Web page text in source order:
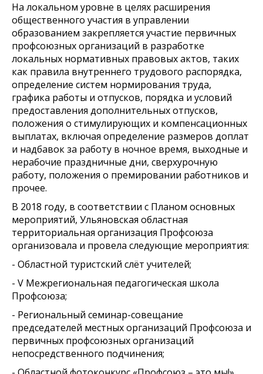
На локальном уровне в целях расширения
общественного участия в управлении
образованием закрепляется участие первичных
профсоюзных организаций в разработке
локальных нормативных правовых актов, таких
как правила внутреннего трудового распорядка,
определение систем нормирования труда,
графика работы и отпусков, порядка и условий
предоставления дополнительных отпусков,
положения о стимулирующих и компенсационных
выплатах, включая определение размеров доплат
и надбавок за работу в ночное время, выходные и
нерабочие праздничные дни, сверхурочную
работу, положения о премировании работников и
прочее.
В 2018 году, в соответствии с Планом основных
мероприятий, Ульяновская областная
территориальная организация Профсоюза
организовала и провела следующие мероприятия:
- Областной туристский слёт учителей;
- V Межрегиональная педагогическая школа
Профсоюза;
- Региональный семинар-совещание
председателей местных организаций Профсоюза и
первичных профсоюзных организаций
непосредственного подчинения;